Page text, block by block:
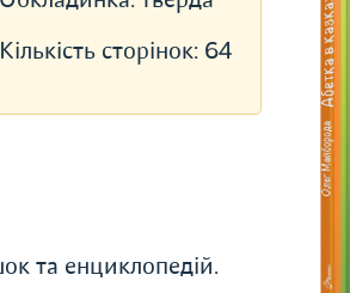
Кількість сторінок: 64
та енциклопедій.